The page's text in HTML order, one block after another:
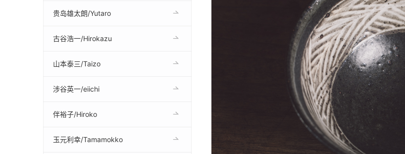
贵岛雄太朗/Yutaro
古谷浩一/Hirokazu
山本泰三/Taizo
涉谷英一/eiichi
伴裕子/Hiroko
玉元利幸/Tamamokko